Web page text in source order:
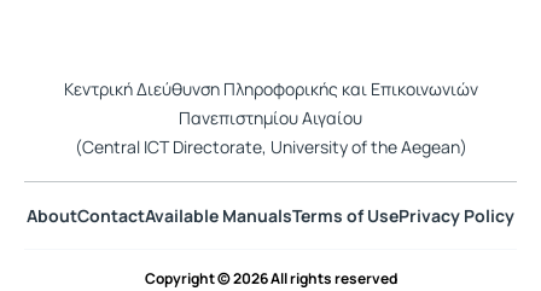
Κεντρική Διεύθυνση Πληροφορικής και Επικοινωνιών
Πανεπιστημίου Αιγαίου
(Central ICT Directorate, University of the Aegean)
AboutContactAvailable ManualsTerms of UsePrivacy Policy
Copyright © 2026 All rights reserved